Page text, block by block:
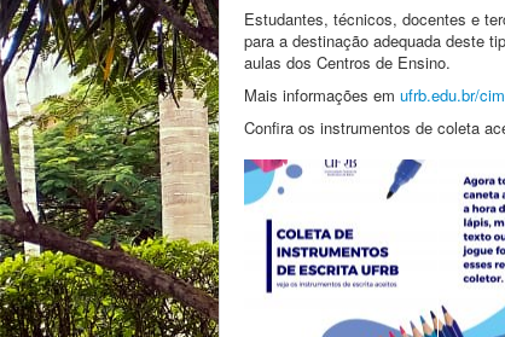
Estudantes, técnicos, docentes e
para a destinação adequada deste
aulas dos Centros de Ensino.
Mais informações em ufrb.edu.br/
Confira os instrumentos de coleta